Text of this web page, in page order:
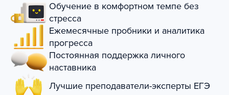
Обучение в комфортном темпе без
стресса
Ежемесячные пробники и аналитика
прогресса
Постоянная поддержка личного
наставника
Лучшие преподаватели-эксперты ЕГЭ